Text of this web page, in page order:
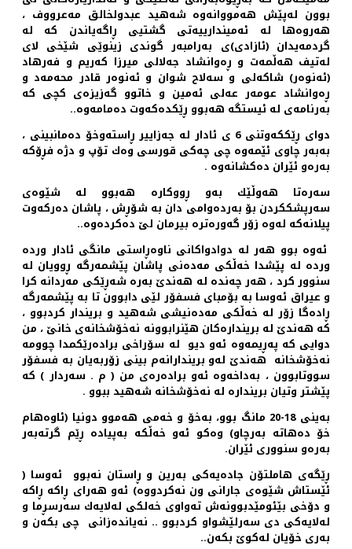
بوون له‌پێش هه‌مووانه‌وه‌ شه‌هید عبدولخالق مه‌عرووف ،
هه‌روه‌ها له‌ ئه‌میندارییه‌تی گشتیی ڕاگه‌یاندن كه‌ له‌
گردمه‌یدان (ئازادی)ی به‌رامبه‌ر گوندی زینوێی شێخی لای
له‌تیف هه‌ڵمه‌ت و ڕه‌وانشاد جه‌لالی میرزا كه‌ریم و فه‌رهاد
(ئه‌نوه‌ر) شاكه‌لی و سه‌لاح شوان و ئه‌نوه‌ر قادر محه‌مه‌د و
ڕه‌وانشاد عومه‌ر عه‌لی ئه‌مین و خاتوو گه‌زیزه‌ی كچی كه‌
به‌رنامه‌ی له‌ ئیستگه‌ هه‌بوو ڕێكده‌كه‌وت ده‌مامه‌وه‌..
دوای ڕێككه‌وتنی 6 ی ئادار له‌ جه‌زاییر ڕاسته‌وخۆ ده‌مانبینی ،
به‌به‌ر چاوی ئێمه‌وه‌ چی چه‌كی قورسی وه‌ك تۆپ و دژه‌ فڕۆكه‌
به‌ره‌و ئێران ده‌كشانه‌وه‌ .
سه‌ره‌تا هه‌وڵێك به‌و ڕووكاره‌ هه‌بوو له‌ شێوه‌ی
سه‌رپشككردن بۆ به‌رده‌وامی دان به‌ شۆڕش ، پاشان ده‌ركه‌وت
پیلانه‌كه‌ له‌وه‌ زۆر گه‌وره‌تره‌ بیرمان لێ ده‌كرده‌وه..
‌ئه‌وه‌ بوو هه‌ر له‌ دوادواكانی ناوه‌ڕاستی مانگی ئادار ورده‌
ورده‌ له‌ پێشدا خه‌ڵكی مه‌ده‌نی پاشان پێشمه‌رگه‌ ڕوویان له‌
سنوور كرد ، هه‌ر چه‌نده‌ له‌ هه‌ندێ به‌ره‌ شه‌ڕێكی مه‌ردانه‌ كرا
و عیراق ئه‌وسا به‌ بۆمبای فسفۆر لێی دابوون تا به‌ پێشمه‌رگه‌
ڕاده‌گا زۆر له‌ خه‌ڵكی مه‌ده‌نیشی شه‌هید و بریندار كردبوو ،
كه‌ هه‌ندێ له‌ برینداره‌كان هێنرابوونه‌ نه‌خۆشخانه‌ی خانێ ، من
دوایی كه‌ په‌ڕیمه‌وه‌ ئه‌و دیو له‌ سۆراخی براده‌رێكمدا چوومه‌
نه‌خۆشخانه‌ هه‌ندێ له‌و بریندارانه‌م بینی زۆربه‌یان به‌ فسفۆر
سووتابوون ، به‌داخه‌وه‌ ئه‌و براده‌ره‌ی من ( م . سه‌ردار ) كه‌
پێشتر وتیان برینداره‌ له‌ نه‌خۆشخانه‌ شه‌هید ببوو .
به‌ینی 18-20 مانگ بوو، به‌خۆ و خه‌می هه‌موو دونیا (ئاوه‌هام
خۆ ده‌هاته‌ به‌رچاو) وه‌كو ئه‌و خه‌ڵكه‌ به‌پیاده‌ ڕێم گرته‌به‌ر
به‌ره‌و سنووری ئێران.
ڕێگه‌ی هاملتۆن جاده‌یه‌كی به‌رین و ڕاستان نه‌بوو ئه‌وسا (
ئێستاش شێوه‌ی جارانی ون نه‌كردووه‌) ئه‌و هه‌رای ڕاكه‌ ڕاكه‌
و دۆخی بێئومێدبوونه‌ش ته‌واوی خه‌لكی له‌لایه‌ك سه‌رسڕما و
له‌لایه‌كی دی سه‌رلێشواو كردبوو .. نه‌یانده‌زانی چی بكه‌ن و
به‌ری خۆیان له‌كوێ بكه‌ن..